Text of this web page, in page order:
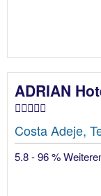
ADRIAN
Costa Adeje,
5.8 - 96 %